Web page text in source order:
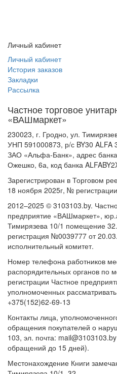
Личный кабинет
Личный кабинет
История заказов
Закладки
Рассылка
Частное торговое
«ВАШмаркет»
230023, г. Гродно, ул.
УНП 591000873, р/с BY30 ALFA
ЗАО «Альфа-Банк», адрес
Ожешко, 6а, код банка
Зарегистрирован в Торговом
18 ноября 2025г, №
2012–2025 © 3103103.by.
предприятие «ВАШмаркет»,
Тимирязева 10/1 помещение
регистрация №0039777 от
исполнительный комитет.
Номер телефона работников
распорядительных органов по
регистрации Частное
уполномоченных
+375(152)62-69-13
Контакты лица,
обращения покупателей о
103, эл. почта:
обращений до 15 дней).
Местонахождение Книги